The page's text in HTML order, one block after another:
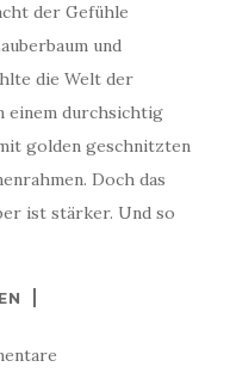
der Gefühle
und
die Welt der
einem durchsichtig
golden geschnitzten
Doch das
ist stärker. Und so